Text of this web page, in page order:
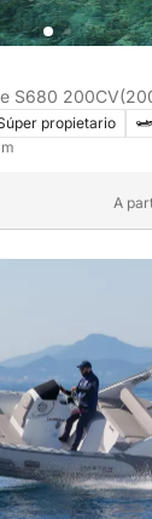
Neumática Sacs Marine S680 200CV
propietario
m
A